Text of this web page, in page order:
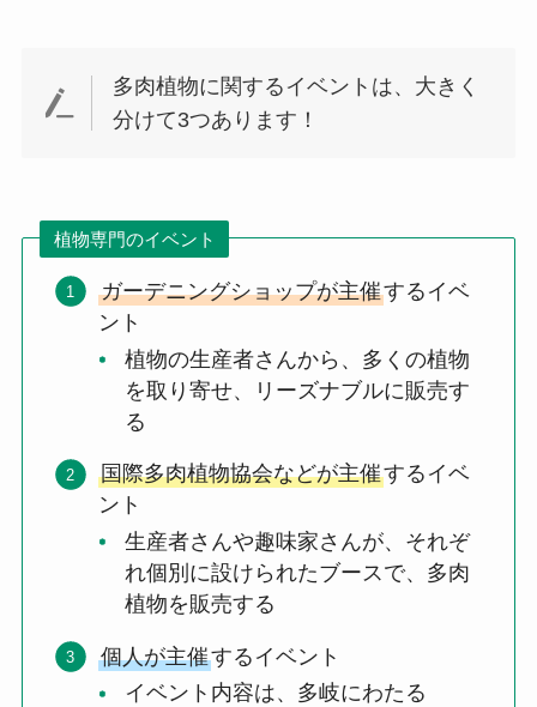
多肉植物に関するイベントは、大きく
分けて3つあります！
植物専門のイベント
ガーデニングショップが主催するイベ
ント
植物の生産者さんから、多くの植物
を取り寄せ、リーズナブルに販売す
る
国際多肉植物協会などが主催するイベ
ント
生産者さんや趣味家さんが、それぞ
れ個別に設けられたブースで、多肉
植物を販売する
個人が主催するイベント
イベント内容は、多岐にわたる